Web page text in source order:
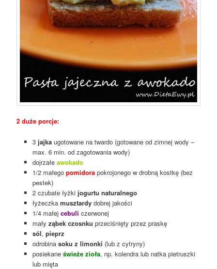
2 duże porcje:
3 jajkaugotowane na twardo (gotowane od zimnej wody –
max. 6 min. od zagotowania wody)
dojrzałe awokado
1/2 małego pomidora pokrojonego w drobną kostkę (bez
pestek)
2 czubate łyżki jogurtu naturalnego
łyżeczka musztardy dobrej jakości
1/4 małej cebuli czerwonej
mały ząbek czosnku przeciśnięty przez praskę
sól, pieprz
odrobina soku z limonki (lub z cytryny)
posiekaneświeże zioła, np. kolendra lub natka pietruszki
lub mięta